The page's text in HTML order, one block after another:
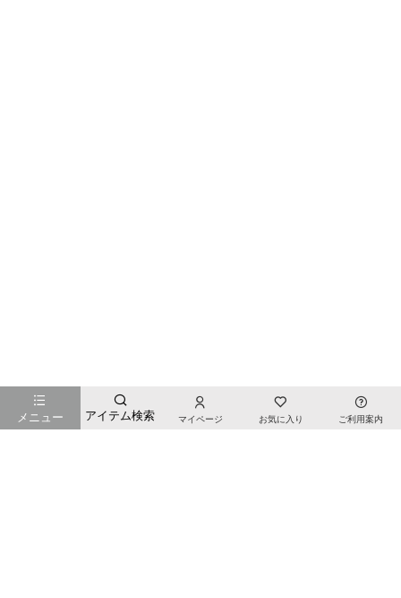
メニュー アイテム検索 マイページ お気に入り ご利用案内
お店のTOPページへ戻る